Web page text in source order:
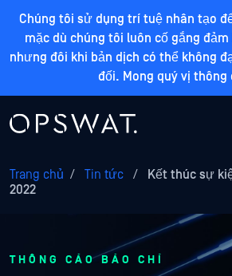
Chúng tôi sử dụng trí tuệ nhân tạo
mặc dù chúng tôi luôn cố gắng
nhưng đôi khi bản dịch có thể không
đối. Mong quý vị thông
Trang chủ / Tin tức /
Kết thúc sự
2022
THÔNG CÁO BÁO CHÍ